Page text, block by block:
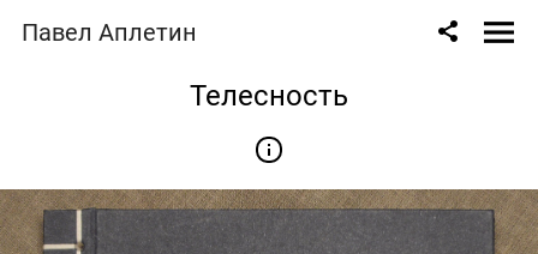
Павел Аплетин
Телесность